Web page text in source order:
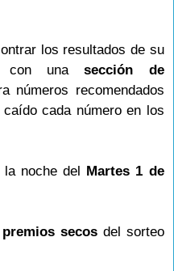
los resultados de su
con unasección de
números recomendados
cada número en los
la noche del Martes 1 de
secosdel sorteo